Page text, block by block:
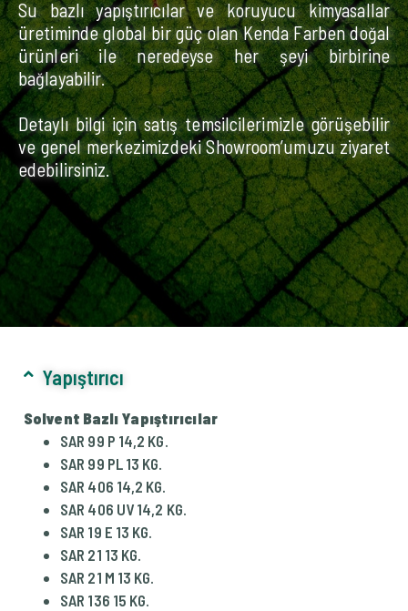
Su bazlı yapıştırıcılar ve koruyucu kimyasallar
üretiminde global bir güç olan Kenda Farben doğal
ürünleri ile neredeyse her şeyi birbirine
bağlayabilir.
Detaylı bilgi için satış temsilcilerimizle görüşebilir
ve genel merkezimizdeki Showroom’umuzu ziyaret
edebilirsiniz.
Yapıştırıcı
Solvent Bazlı Yapıştırıcılar
SAR 99 P 14,2 KG.
SAR 99 PL 13 KG.
SAR 406 14,2 KG.
SAR 406 UV 14,2 KG.
SAR 19 E 13 KG.
SAR 21 13 KG.
SAR 21 M 13 KG.
SAR 136 15 KG.